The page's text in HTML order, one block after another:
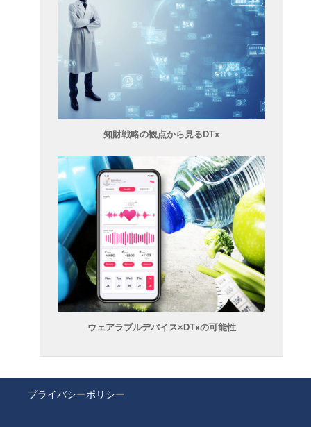
知財戦略の観点から見るDTx
ウェアラブルデバイス×DTxの可能性
プライバシーポリシー